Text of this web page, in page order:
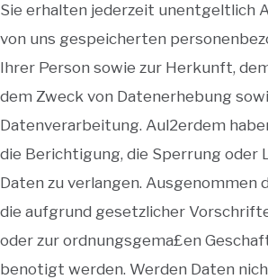
Sie erhalten jederzeit unentgeltlich
von uns gespeicherten
Ihrer Person sowie zur Herkunft,
dem Zweck von Datenerhebung
Datenverarbeitung. Aul2erdem
die Berichtigung, die Sperrung oder
Daten zu verlangen. Ausgenommen
die aufgrund gesetzlicher
oder zur ordnungsgema£en
benotigt werden. Werden Daten